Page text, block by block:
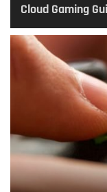
Cloud Gaming